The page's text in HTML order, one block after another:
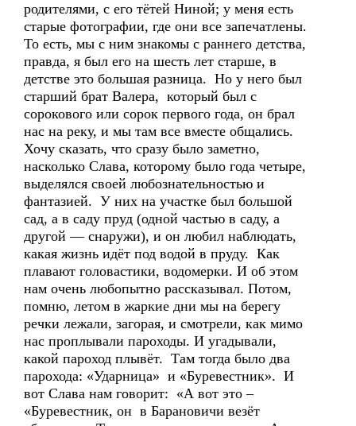
родителями, с его тётей Ниной; у меня есть
старые фотографии, где они все запечатлены.
То есть, мы с ним знакомы с раннего детства,
правда, я был его на шесть лет старше, в
детстве это большая разница. Но у него был
старший брат Валера, который был с
сорокового или сорок первого года, он брал
нас на реку, и мы там все вместе общались.
Хочу сказать, что сразу было заметно,
насколько Слава, которому было года четыре,
выделялся своей любознательностью и
фантазией. У них на участке был большой
сад, а в саду пруд (одной частью в саду, а
другой — снаружи), и он любил наблюдать,
какая жизнь идёт под водой в пруду. Как
плавают головастики, водомерки. И об этом
нам очень любопытно рассказывал. Потом,
помню, летом в жаркие дни мы на берегу
речки лежали, загорая, и смотрели, как мимо
нас проплывали пароходы. И угадывали,
какой пароход плывёт. Там тогда было два
парохода: «Ударница» и «Буревестник». И
вот Слава нам говорит: «А вот это –
«Буревестник, он в Барановичи везёт